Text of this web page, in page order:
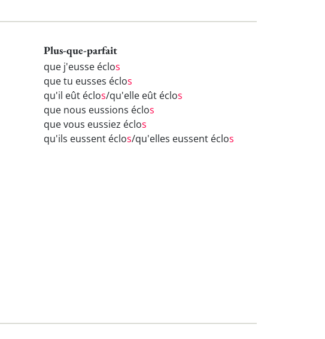
Plus-que-parfait
que j'eusse éclos
que tu eusses éclos
qu'il eût éclos/qu'elle eût éclos
que nous eussions éclos
que vous eussiez éclos
qu'ils eussent éclos/qu'elles eussent éclos